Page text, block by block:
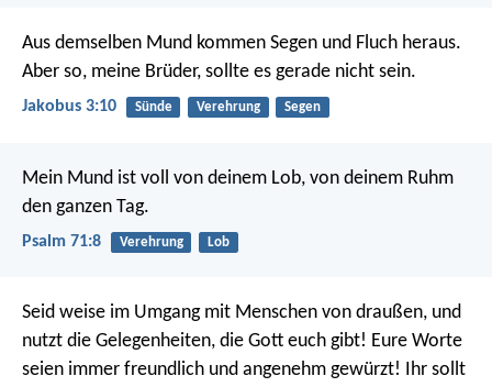
Aus demselben Mund kommen Segen und Fluch heraus.
Aber so, meine Brüder, sollte es gerade nicht sein.
Jakobus 3:10 Sünde Verehrung Segen
Mein Mund ist voll von deinem Lob, von deinem Ruhm
den ganzen Tag.
Psalm 71:8 Verehrung Lob
Seid weise im Umgang mit Menschen von draußen, und
nutzt die Gelegenheiten, die Gott euch gibt! Eure Worte
seien immer freundlich und angenehm gewürzt! Ihr sollt